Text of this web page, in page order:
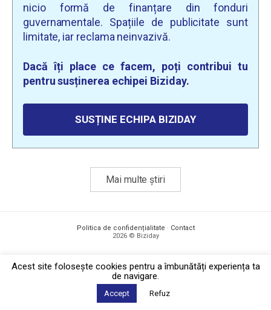
nicio formă de finanțare din fonduri
guvernamentale. Spațiile de publicitate sunt
limitate, iar reclama neinvazivă.
Dacă îți place ce facem, poți contribui tu
pentru susținerea echipei Biziday.
SUSȚINE ECHIPA BIZIDAY
Mai multe știri
Politica de confidențialitate · Contact
2026 © Biziday
Acest site foloseşte cookies pentru a îmbunătăți experiența ta
de navigare.
Accept Refuz